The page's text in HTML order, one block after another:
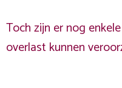
Toch zijn er nog
overlast kunnen